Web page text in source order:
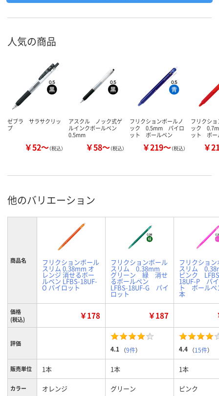
人気の商品
ゼブラ サラサクリッ
プ
￥52～（税込）
アスクル ノック式ゲ
ルインクボールペン
0.5mm
￥58～（税込）
フリクションボールノ
ック 0.5mm パイロ
ット ボールペン
￥219～（税込）
フリクシ
ック
ット ボー
￥
他のバリエーション
商品名 フリクションボール
スリム 0.38mm オ
レンジ 消せるボー
ルペン LFBS-18UF-
O パイロット
フリクションボール
スリム 0.38mm
グリーン 緑 消せ
るボールペン
LFBS-18UF-G パイ
ロット
フリクショ
スリム
ピンク
18UF-P パ
ト ボール
本
価格
(税込)
￥178 ￥187
評価
4.1 （9件） 4.4 （15件）
販売単位 1本 1本 1本
カラー オレンジ グリーン ピンク